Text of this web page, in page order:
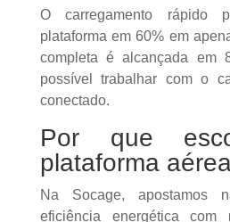
O carregamento rápido
plataforma em 60% em
completa é alcançada em
possível trabalhar com o
conectado.
Por que
plataforma
Na Socage, apostamos
eficiência energética com